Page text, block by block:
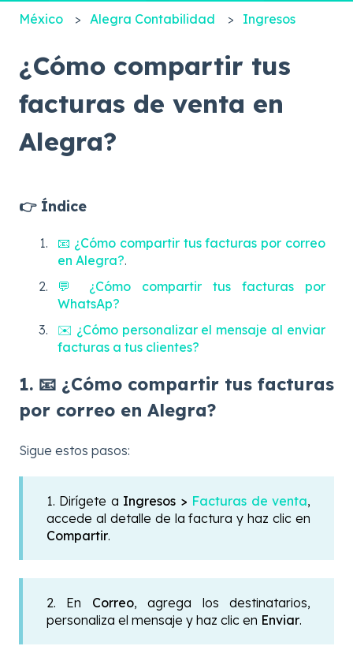
México Alegra Contabilidad Ingresos
¿Cómo compartir tus
facturas de venta en
Alegra?
👉 Índice
📧 ¿Cómo compartir tus facturas por correo
en Alegra?.
💬 ¿Cómo compartir tus facturas por
WhatsAp?
✉️ ¿Cómo personalizar el mensaje al enviar
facturas a tus clientes?
1. 📧 ¿Cómo compartir tus facturas
por correo en Alegra?
Sigue estos pasos:
1. Dirígete a Ingresos > Facturas de venta,
accede al detalle de la factura y haz clic en
Compartir.
2. En Correo, agrega los destinatarios,
personaliza el mensaje y haz clic en Enviar.